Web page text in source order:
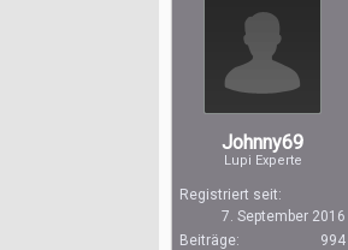
Johnny69
Lupi Experte
Registriert seit:
7. September 2016
Beiträge:
994